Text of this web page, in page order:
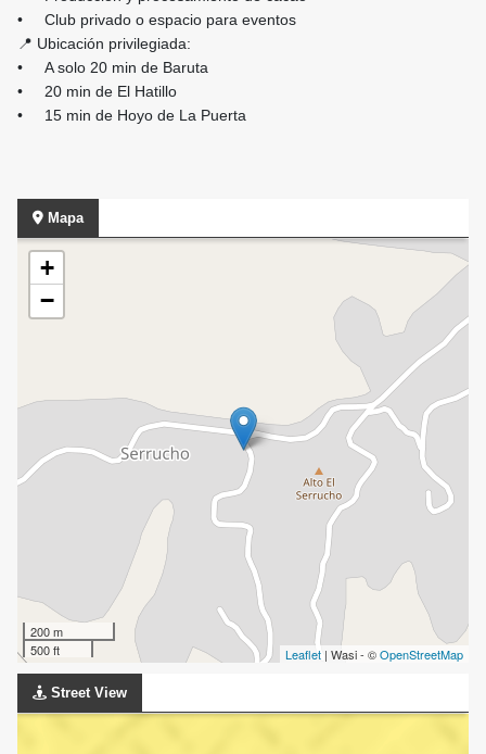
• Club privado o espacio para eventos
📍 Ubicación privilegiada:
• A solo 20 min de Baruta
• 20 min de El Hatillo
• 15 min de Hoyo de La Puerta
Mapa
+
−
200 m
500 ft
Leaflet | Wasi - ©OpenStreetMap
Street View